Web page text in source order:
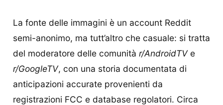
La fonte delle immagini è un account Reddit
semi-anonimo, ma tutt’altro che casuale: si tratta
del moderatore delle comunità r/AndroidTVe
r/GoogleTV, con una storia documentata di
anticipazioni accurate provenienti da
registrazioni FCC e database regolatori. Circa